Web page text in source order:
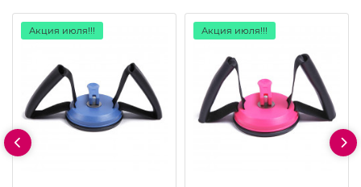
Акция июля!!! Акция июля!!!